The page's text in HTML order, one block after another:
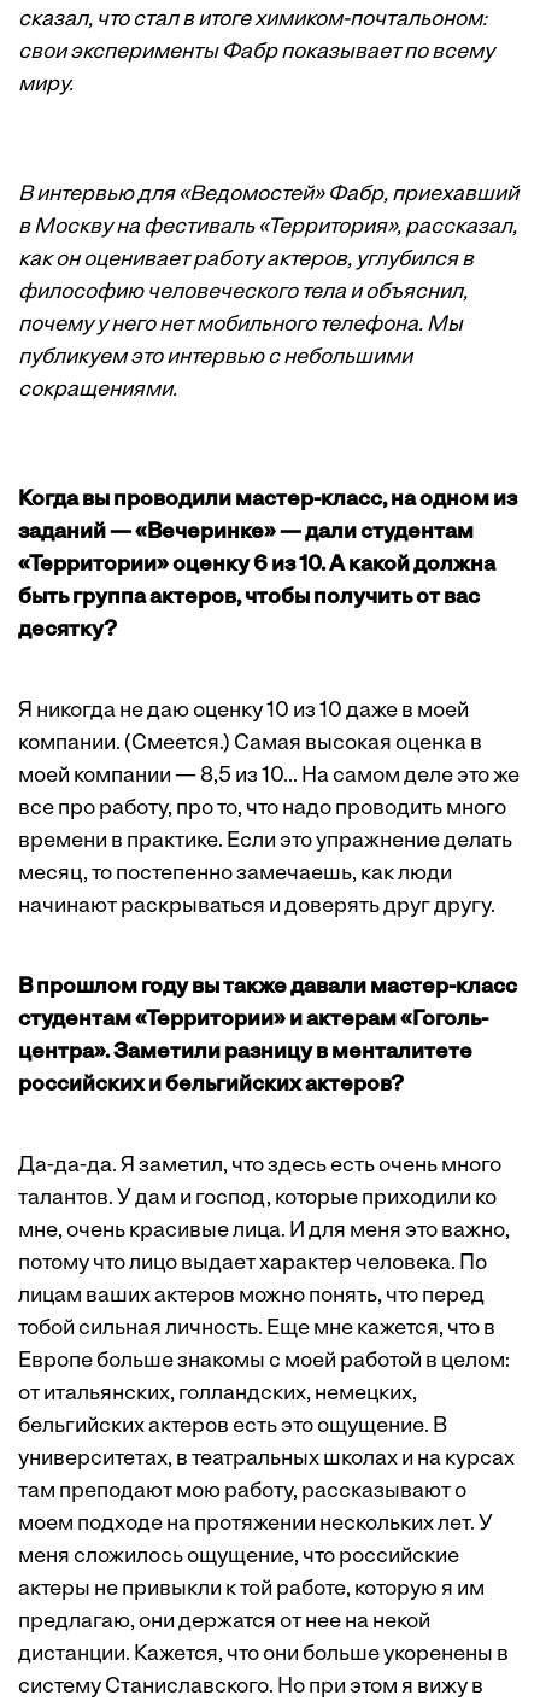
сказал, что стал в итоге химиком-почтальоном:
свои эксперименты Фабр показывает по всему
миру.
В интервью для «Ведомостей» Фабр, приехавший
в Москву на фестиваль «Территория», рассказал,
как он оценивает работу актеров, углубился в
философию человеческого тела и объяснил,
почему у него нет мобильного телефона. Мы
публикуем это интервью с небольшими
сокращениями.
Когда вы проводили мастер-класс, на одном из
заданий — «Вечеринке» — дали студентам
«Территории» оценку 6 из 10. А какой должна
быть группа актеров, чтобы получить от вас
десятку?
Я никогда не даю оценку 10 из 10 даже в моей
компании. (Смеется.) Самая высокая оценка в
моей компании — 8,5 из 10... На самом деле это же
все про работу, про то, что надо проводить много
времени в практике. Если это упражнение делать
месяц, то постепенно замечаешь, как люди
начинают раскрываться и доверять друг другу.
В прошлом году вы также давали мастер-класс
студентам «Территории» и актерам «Гоголь-
центра». Заметили разницу в менталитете
российских и бельгийских актеров?
Да-да-да. Я заметил, что здесь есть очень много
талантов. У дам и господ, которые приходили ко
мне, очень красивые лица. И для меня это важно,
потому что лицо выдает характер человека. По
лицам ваших актеров можно понять, что перед
тобой сильная личность. Еще мне кажется, что в
Европе больше знакомы с моей работой в целом:
от итальянских, голландских, немецких,
бельгийских актеров есть это ощущение. В
университетах, в театральных школах и на курсах
там преподают мою работу, рассказывают о
моем подходе на протяжении нескольких лет. У
меня сложилось ощущение, что российские
актеры не привыкли к той работе, которую я им
предлагаю, они держатся от нее на некой
дистанции. Кажется, что они больше укоренены в
систему Станиславского. Но при этом я вижу в